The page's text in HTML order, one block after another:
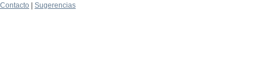
Contacto
Sugerencias